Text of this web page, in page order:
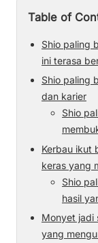
Table of
Shio paling
ini terasa
Shio paling
dan karier
Shio
Kerbau ikut
keras yang
Shio
hasil
Monyet jadi
yang